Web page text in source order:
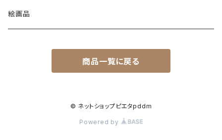
C製品
絵画品
商品一覧に戻る
© ネットショップピエタpddm
Powered by